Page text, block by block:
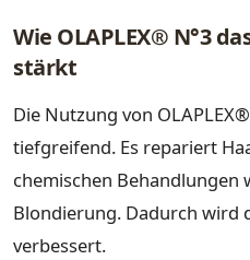
Wie OLAPLEX® N°3
stärkt
Die Nutzung von
tiefgreifend. Es repariert
chemischen Behandlungen
Blondierung. Dadurch wird
verbessert.